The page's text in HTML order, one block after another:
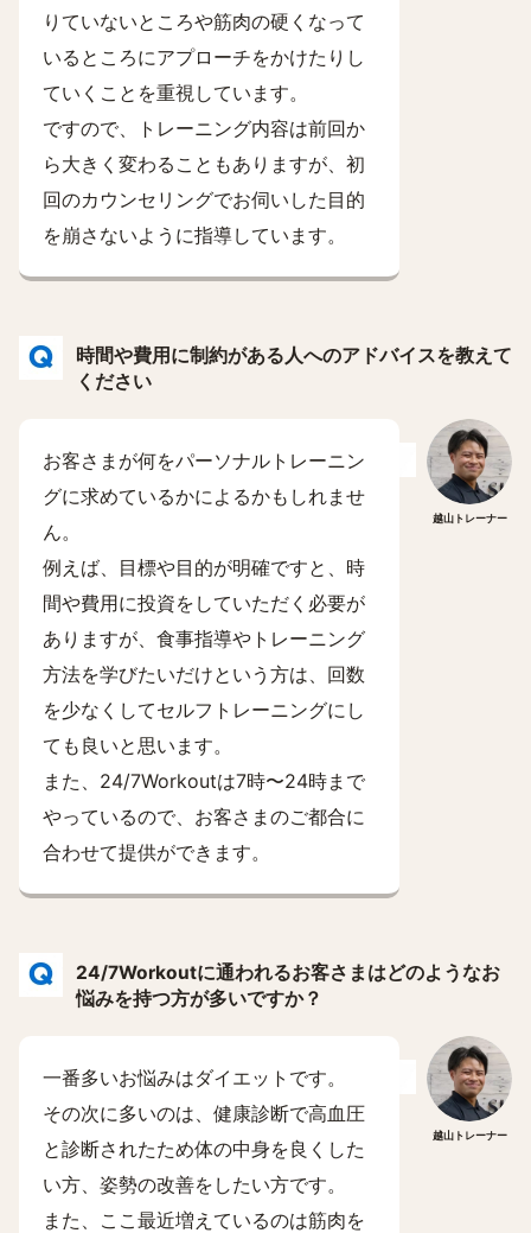
りていないところや筋肉の硬くなって
いるところにアプローチをかけたりし
ていくことを重視しています。
ですので、トレーニング内容は前回か
ら大きく変わることもありますが、初
回のカウンセリングでお伺いした目的
を崩さないように指導しています。
時間や費用に制約がある人へのアドバイスを教えて
ください
越山トレーナー
お客さまが何をパーソナルトレーニン
グに求めているかによるかもしれませ
ん。
例えば、目標や目的が明確ですと、時
間や費用に投資をしていただく必要が
ありますが、食事指導やトレーニング
方法を学びたいだけという方は、回数
を少なくしてセルフトレーニングにし
ても良いと思います。
また、24/7Workoutは7時〜24時まで
やっているので、お客さまのご都合に
合わせて提供ができます。
24/7Workoutに通われるお客さまはどのようなお
悩みを持つ方が多いですか？
越山トレーナー
一番多いお悩みはダイエットです。
その次に多いのは、健康診断で高血圧
と診断されたため体の中身を良くした
い方、姿勢の改善をしたい方です。
また、ここ最近増えているのは筋肉を